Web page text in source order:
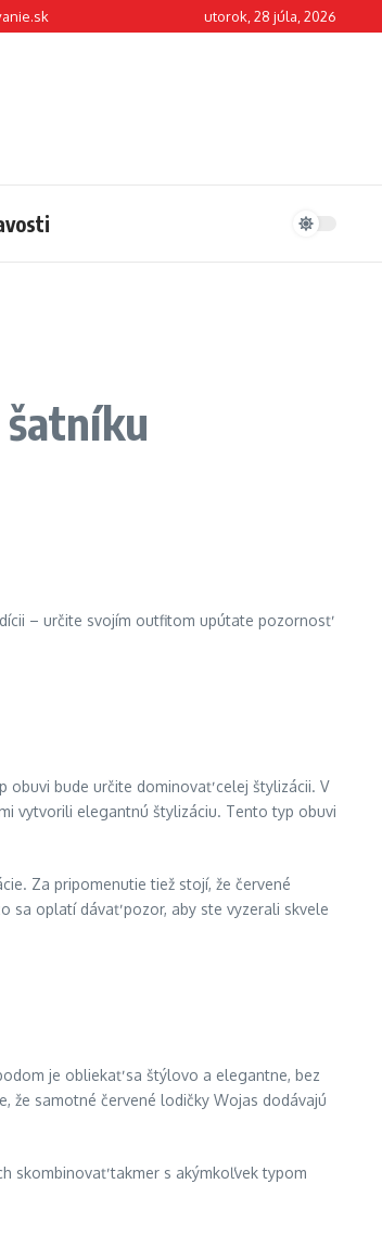
utorok, 28 júla, 2026
– určite svojím outfitom upútate pozornosť
obuvi bude určite dominovať celej štylizácii. V
vytvorili elegantnú štylizáciu. Tento typ obuvi
Za pripomenutie tiež stojí, že červené
sa oplatí dávať pozor, aby ste vyzerali skvele
je obliekať sa štýlovo a elegantne, bez
že samotné červené lodičky Wojas dodávajú
skombinovať takmer s akýmkoľvek typom